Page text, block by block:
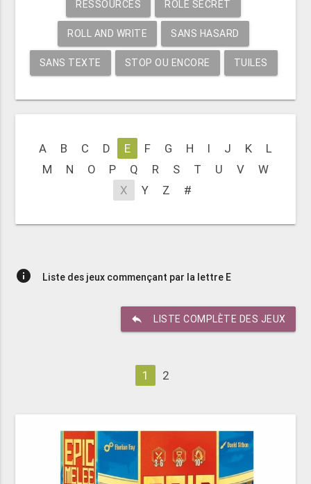
RESSOURCES RÔLE SECRET
ROLL AND WRITE SANS HASARD
SANS TEXTE STOP OU ENCORE TUILES
A B C D E F G H I J K
L
M
N O P Q R S T U V
W
X
Y Z #
info Liste des jeux commençant par la lettre E
reply LISTE COMPLÈTE DES JEUX
1 2